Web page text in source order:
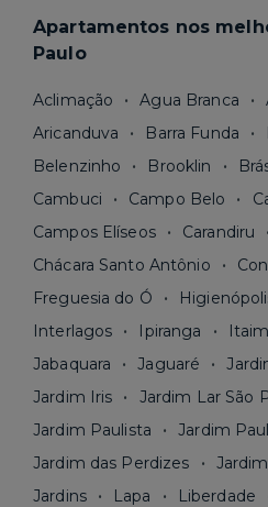
Apartamentos nos
Paulo
Aclimação Agua Branca
Aricanduva
Barra Funda
Belenzinho
Brooklin
Cambuci
Campo Belo
Campos Elíseos
Carandiru
Chácara Santo Antônio
Freguesia do Ó
Interlagos
Ipiranga
Jabaquara
Jaguaré
Jardim Iris
Jardim Lar São
Jardim Paulista
Jardim
Jardim das Perdizes
Jardins
Lapa Liberdade